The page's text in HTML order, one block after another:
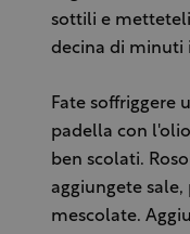
sottili e
decina di minuti
Fate soffriggere
padella con
ben scolati.
aggiungete
mescolate.